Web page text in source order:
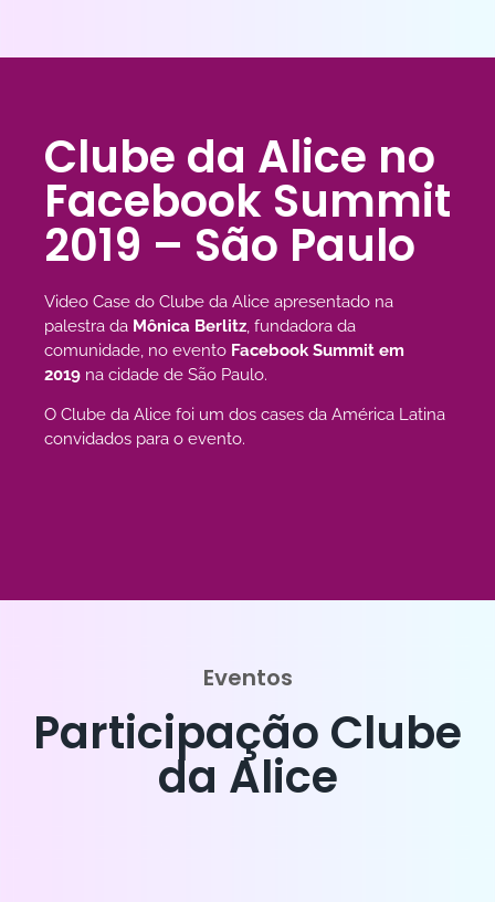
Clube da Alice no
Facebook Summit
2019 – São Paulo
Video Case do Clube da Alice apresentado na
palestra da Mônica Berlitz, fundadora da
comunidade, no evento Facebook Summit em
2019 na cidade de São Paulo.
O Clube da Alice foi um dos cases da América Latina
convidados para o evento.
Eventos
Participação Clube
da Alice